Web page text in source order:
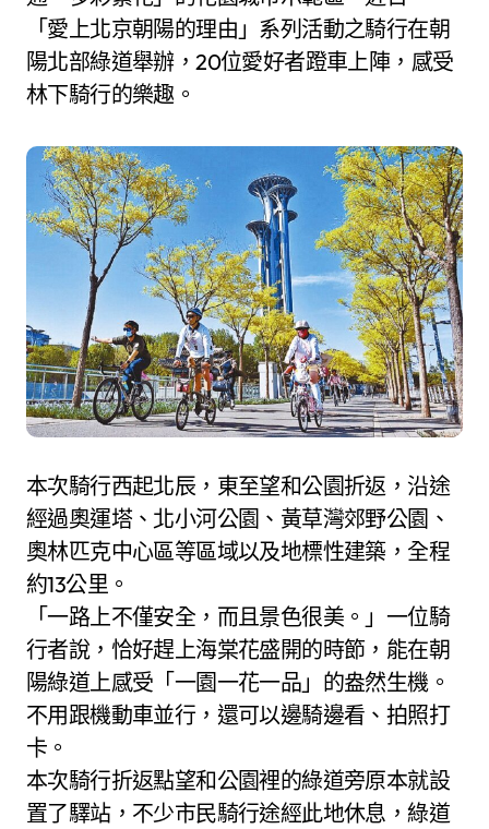
「愛上北京朝陽的理由」系列活動之騎行在朝
陽北部綠道舉辦，20位愛好者蹬車上陣，感受
林下騎行的樂趣。
本次騎行西起北辰，東至望和公園折返，沿途
經過奧運塔、北小河公園、黃草灣郊野公園、
奧林匹克中心區等區域以及地標性建築，全程
約13公里。
「一路上不僅安全，而且景色很美。」一位騎
行者說，恰好趕上海棠花盛開的時節，能在朝
陽綠道上感受「一園一花一品」的盎然生機。
不用跟機動車並行，還可以邊騎邊看、拍照打
卡。
本次騎行折返點望和公園裡的綠道旁原本就設
置了驛站，不少市民騎行途經此地休息，綠道